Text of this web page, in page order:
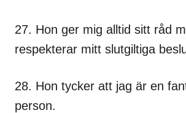
27. Hon ger mig alltid sitt råd
respekterar mitt slutgiltiga
28. Hon tycker att jag är en
person.